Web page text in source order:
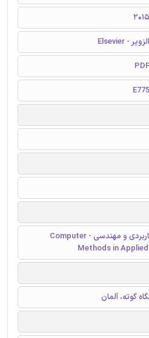
2015
الزویر - Elsevier
PDF
E775
روشهای کامپیوتری در مکانیک کاربردی و مهندسی - Computer
Methods in
گوته، آلمان